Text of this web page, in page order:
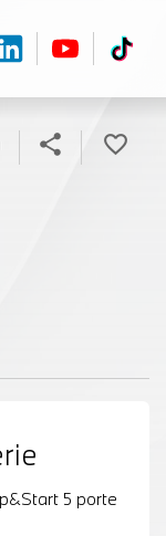
share favorite_border
5 porte